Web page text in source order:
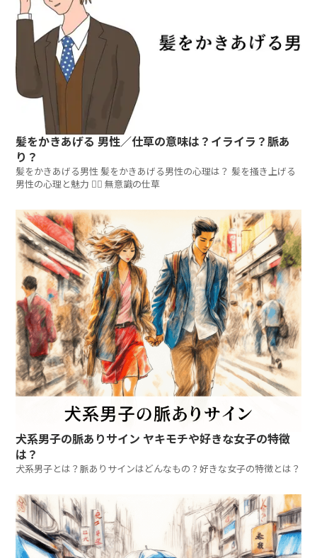
髪をかきあげる 男性／仕草の意味は？イライラ？脈あ
り？
髪をかきあげる男性 髪をかきあげる男性の心理は？ 髪を掻き上げる
男性の心理と魅力 💇‍♂️ 無意識の仕草
犬系男子の脈ありサイン ヤキモチや好きな女子の特徴
は？
犬系男子とは？脈ありサインはどんなもの？好きな女子の特徴とは？